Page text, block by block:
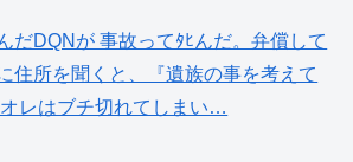
だDQNが 事故ってﾀﾋんだ。弁償して
住所を聞くと、『遺族の事を考えて
レはブチ切れてしまい…